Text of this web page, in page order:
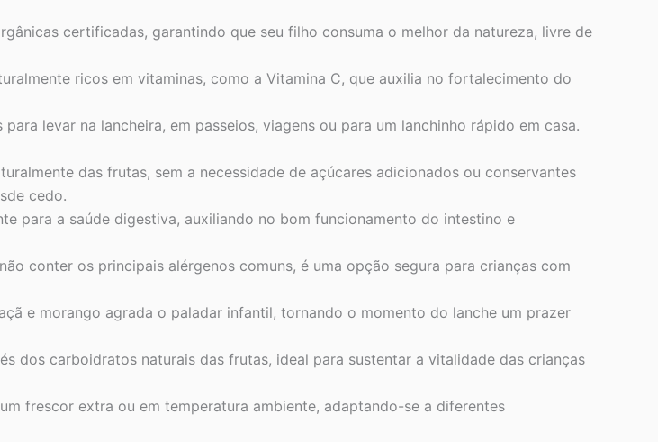
certificadas, garantindo que seu filho consuma o melhor da natureza, livre de
ricos em vitaminas, como a Vitamina C, que auxilia no fortalecimento do
levar na lancheira, em passeios, viagens ou para um lanchinho rápido em casa.
das frutas, sem a necessidade de açúcares adicionados ou conservantes
cedo.
para a saúde digestiva, auxiliando no bom funcionamento do intestino e
conter os principais alérgenos comuns, é uma opção segura para crianças com
e morango agrada o paladar infantil, tornando o momento do lanche um prazer
dos carboidratos naturais das frutas, ideal para sustentar a vitalidade das crianças
frescor extra ou em temperatura ambiente, adaptando-se a diferentes